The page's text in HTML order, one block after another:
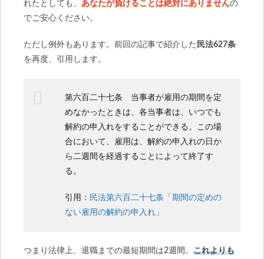
れたとしても、 あなたが負けることは絶対にありませんの
でご安心ください。
ただし例外もあります。前回の記事で紹介した 民法627条
を再度、引用します。
第六百二十七条 当事者が雇用の期間を定
めなかったときは、各当事者は、いつでも
解約の申入れをすることができる。この場
合において、雇用は、解約の申入れの日か
ら二週間を経過することによって終了す
る。
引用： 民法第六百二十七条「期間の定めの
ない雇用の解約の申入れ」
つまり法律上、退職までの最短期間は2週間。 これよりも